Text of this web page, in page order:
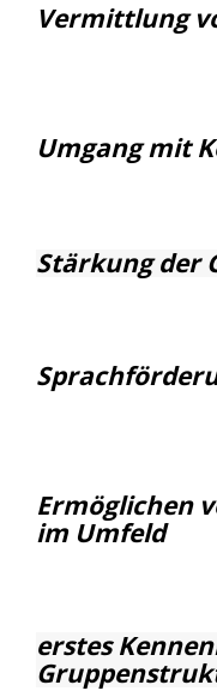
Vermittlung
Umgang mit
Stärkung der
Ermöglichen
im Umfeld
erstes